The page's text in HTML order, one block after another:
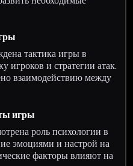
тактика игры в
игроков и стратегии атак.
взаимодействию между
игры
роль психологии в
эмоциями и настрой на
факторы влияют на